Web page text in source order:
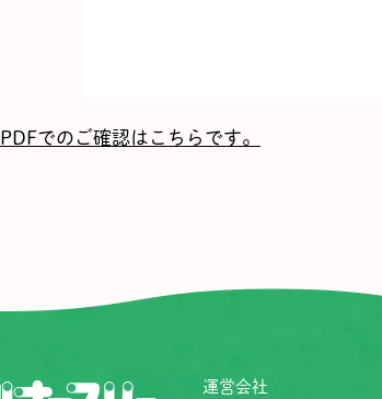
PDFでのご確認はこちらです。
運営会社